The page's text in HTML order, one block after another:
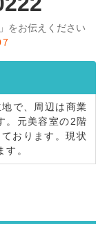
をお伝えください
で、周辺は商業
。元美容室の2階
おります。現状
。